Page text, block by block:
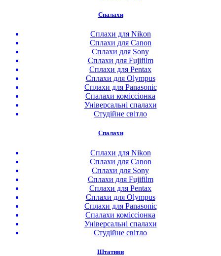
Спалахи
Сплахи для Nikon
Сплахи для Canon
Сплахи для Sony
Сплахи для Fujifilm
Сплахи для Pentax
Сплахи для Olympus
Сплахи для Panasonic
Спалахи коміссіонка
Універсальні спалахи
Студійне світло
Спалахи
Сплахи для Nikon
Сплахи для Canon
Сплахи для Sony
Сплахи для Fujifilm
Сплахи для Pentax
Сплахи для Olympus
Сплахи для Panasonic
Спалахи коміссіонка
Універсальні спалахи
Студійне світло
Штативи